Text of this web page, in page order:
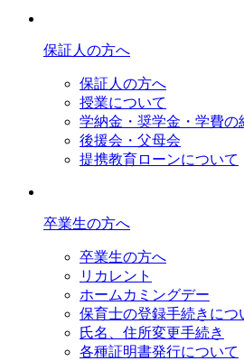
保証人の方へ
保証人の方へ
授業について
学納金・奨学金・学費の
後援会・父母会
提携教育ローンについて
卒業生の方へ
卒業生の方へ
リカレント
ホームカミングデー
保育士の登録手続きにつ
氏名、住所変更手続き
各種証明書発行について